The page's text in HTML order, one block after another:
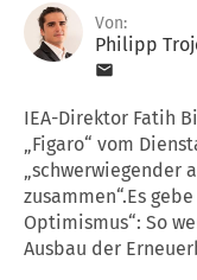
Von:
Philipp
IEA-Direktor Fatih
„Figaro“ vom
„schwerwiegender
zusammen“.Es
Optimismus“: So
Ausbau der